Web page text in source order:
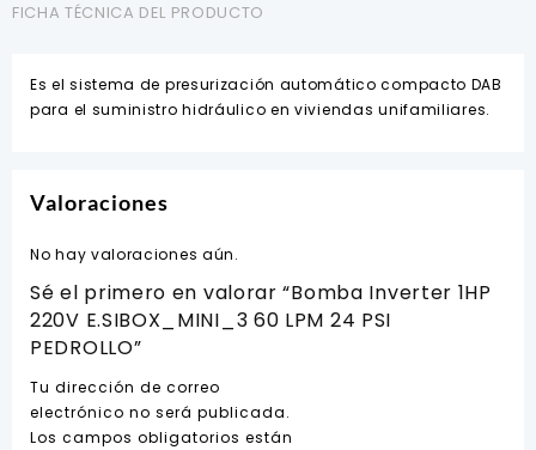
FICHA TÉCNICA DEL PRODUCTO
Es el sistema de presurización automático compacto DAB
para el suministro hidráulico en viviendas unifamiliares.
Valoraciones
No hay valoraciones aún.
Sé el primero en valorar “Bomba Inverter 1HP
220V E.SIBOX_MINI_3 60 LPM 24 PSI
PEDROLLO”
Tu dirección de correo
electrónico no será publicada.
Los campos obligatorios están